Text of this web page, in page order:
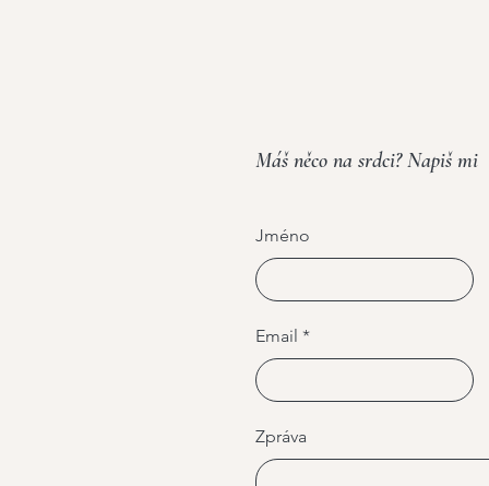
Máš něco na srdci? Napiš mi
Jméno
Email
Zpráva